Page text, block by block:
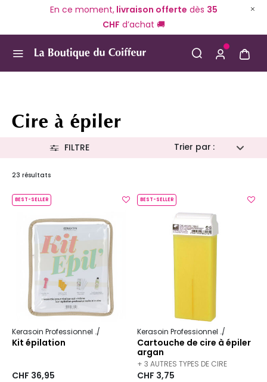
En ce moment,livraison offerte dès 35
CHF d’achat 🚚
Cire à épiler
Trier par :
FILTRE
23 résultats
BEST-SELLER
Kerasoin Professionnel Esthétique Épilation professionnelle
Kit épilation
CHF 36,95
BEST-SELLER
Kerasoin Professionnel
Cartouche de cire à épiler
argan
+ 3 AUTRES TYPES DE CIRE
DISPONIBLES
CHF 3,75